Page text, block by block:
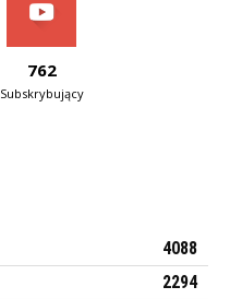
762
Subskrybujący
4088
2294